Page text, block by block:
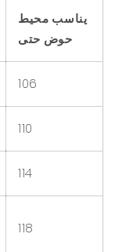
يناسب محيط
حوض حتى
106
110
114
118